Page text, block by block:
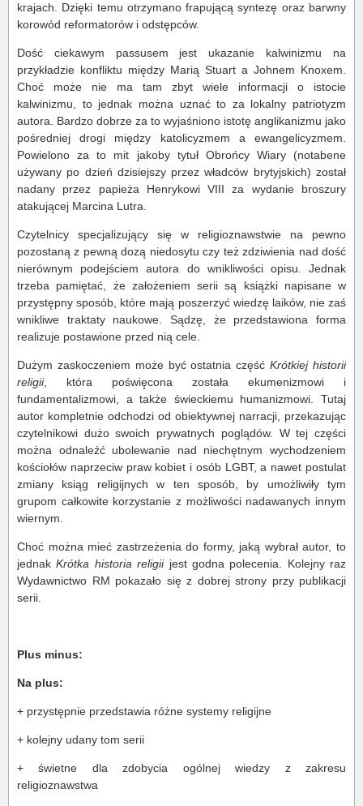
krajach. Dzięki temu otrzymano frapującą syntezę oraz barwny
korowód reformatorów i odstępców.
Dość ciekawym passusem jest ukazanie kalwinizmu na
przykładzie konfliktu między Marią Stuart a Johnem Knoxem.
Choć może nie ma tam zbyt wiele informacji o istocie
kalwinizmu, to jednak można uznać to za lokalny patriotyzm
autora. Bardzo dobrze za to wyjaśniono istotę anglikanizmu jako
pośredniej drogi między katolicyzmem a ewangelicyzmem.
Powielono za to mit jakoby tytuł Obrońcy Wiary (notabene
używany po dzień dzisiejszy przez władców brytyjskich) został
nadany przez papieża Henrykowi VIII za wydanie broszury
atakującej Marcina Lutra.
Czytelnicy specjalizujący się w religioznawstwie na pewno
pozostaną z pewną dozą niedosytu czy też zdziwienia nad dość
nierównym podejściem autora do wnikliwości opisu. Jednak
trzeba pamiętać, że założeniem serii są książki napisane w
przystępny sposób, które mają poszerzyć wiedzę laików, nie zaś
wnikliwe traktaty naukowe. Sądzę, że przedstawiona forma
realizuje postawione przed nią cele.
Dużym zaskoczeniem może być ostatnia częśćKrótkiej historii
religii, która poświęcona została ekumenizmowi i
fundamentalizmowi, a także świeckiemu humanizmowi. Tutaj
autor kompletnie odchodzi od obiektywnej narracji, przekazując
czytelnikowi dużo swoich prywatnych poglądów. W tej części
można odnaleźć ubolewanie nad niechętnym wychodzeniem
kościołów naprzeciw praw kobiet i osób LGBT, a nawet postulat
zmiany ksiąg religijnych w ten sposób, by umożliwiły tym
grupom całkowite korzystanie z możliwości nadawanych innym
wiernym.
Choć można mieć zastrzeżenia do formy, jaką wybrał autor, to
jednakKrótka historia religiijest godna polecenia. Kolejny raz
Wydawnictwo RM pokazało się z dobrej strony przy publikacji
serii.
Plus minus:
Na plus:
+ przystępnie przedstawia różne systemy religijne
+ kolejny udany tom serii
+ świetne dla zdobycia ogólnej wiedzy z zakresu
religioznawstwa